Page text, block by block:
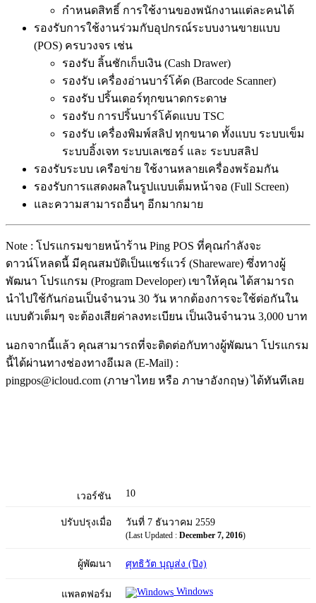
กำหนดสิทธิ์ การใช้งานของพนักงานแต่ละคนได้
รองรับการใช้งานร่วมกับอุปกรณ์ระบบงานขายแบบ
(POS) ครบวงจร เช่น
รองรับ ลิ้นชักเก็บเงิน (Cash Drawer)
รองรับ เครื่องอ่านบาร์โค้ด (Barcode Scanner)
รองรับ ปริ้นเตอร์ทุกขนาดกระดาษ
รองรับ การปริ้นบาร์โค้ดแบบ TSC
รองรับ เครื่องพิมพ์สลิป ทุกขนาด ทั้งแบบ ระบบเข็ม
ระบบอิ้งเจท ระบบเลเซอร์ และ ระบบสลิป
รองรับระบบ เครือข่าย ใช้งานหลายเครื่องพร้อมกัน
รองรับการแสดงผลในรูปแบบเต็มหน้าจอ (Full Screen)
และความสามารถอื่นๆ อีกมากมาย
Note : โปรแกรมขายหน้าร้าน Ping POS ที่คุณกำลังจะ
ดาวน์โหลดนี้ มีคุณสมบัติเป็นแชร์แวร์ (Shareware) ซึ่งทางผู้
พัฒนา โปรแกรม (Program Developer) เขาให้คุณ ได้สามารถ
นำไปใช้กันก่อนเป็นจำนวน 30 วัน หากต้องการจะใช้ต่อกันใน
แบบตัวเต็มๆ จะต้องเสียค่าลงทะเบียน เป็นเงินจำนวน 3,000 บาท
นอกจากนี้แล้ว คุณสามารถที่จะติดต่อกับทางผู้พัฒนา โปรแกรม
นี้ได้ผ่านทางช่องทางอีเมล (E-Mail) :
pingpos@icloud.com (ภาษาไทย หรือ ภาษาอังกฤษ) ได้ทันทีเลย
เวอร์ชัน 10
ปรับปรุงเมื่อ วันที่ 7 ธันวาคม 2559
(Last Updated : December 7, 2016)
ผู้พัฒนา ศุทธิวัต บุญส่ง (ปิง)
แพลตฟอร์ม Windows